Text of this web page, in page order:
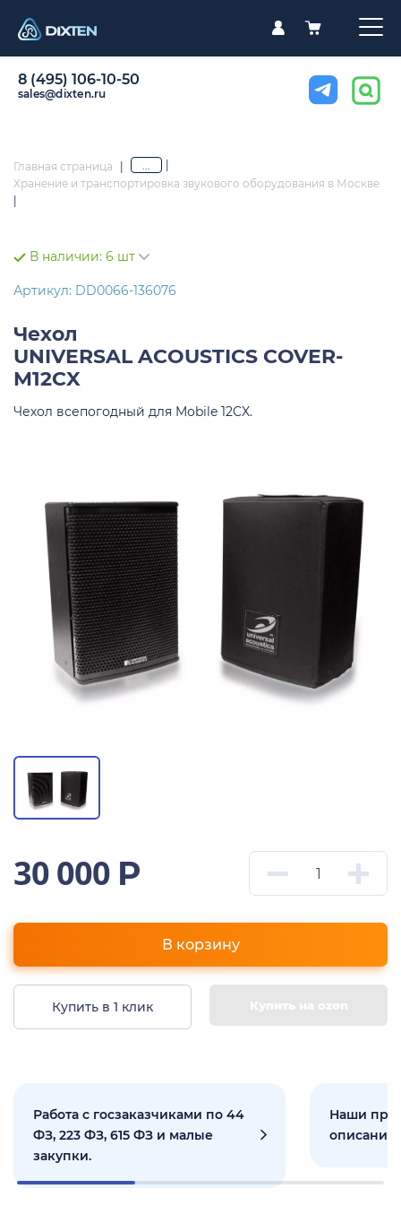
8 (495) 106-10-50
sales@dixten.ru
Главная страница | ...
Хранение и транспортировка звукового оборудования в Москве
В наличии: 6 шт
Артикул: DD0066-136076
Чехол
UNIVERSAL ACOUSTICS COVER-
M12CX
Чехол всепогодный для Mobile 12CX.
30 000 Р
В корзину
Купить в 1 клик Купить на ozon
Работа с госзаказчиками по 44
ФЗ, 223 ФЗ, 615 ФЗ и малые
закупки.
Наши